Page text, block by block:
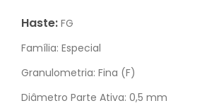
Haste: FG
Família: Especial
Granulometria: Fina (F)
Diâmetro Parte Ativa: 0,5 mm